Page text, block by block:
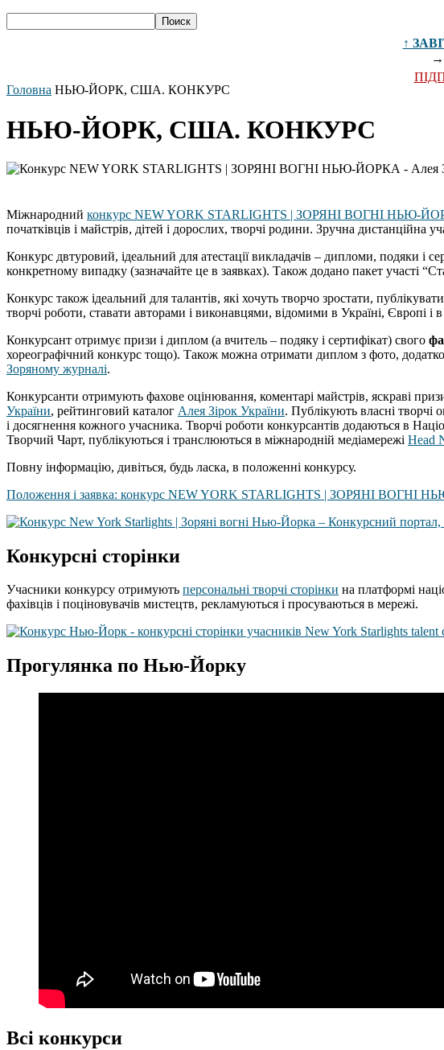
↑
→
Головна НЬЮ-ЙОРК, США. КОНКУРС
НЬЮ-ЙОРК, США. КОНКУРС
Міжнародний конкурс NEW YORK STARLIGHTS | ЗОРЯНІ ВОГНІ НЬЮ-
початківців і майстрів, дітей і дорослих, творчі родини. Зручна дистанційна
Конкурс двтуровий, ідеальний для атестації викладачів – дипломи, подяки і
конкретному випадку (зазначайте це в заявках). Також додано пакет участі
Конкурс також ідеальний для талантів, які хочуть творчо зростати,
творчі роботи, ставати авторами і виконавцями, відомими в Україні, Європі і в
Конкурсант отримує призи і диплом (а вчитель – подяку і сертифікат) свого
хореографічний конкурс тощо). Також можна отримати диплом з фото,
Зоряному журналі.
Конкурсанти отримують фахове оцінювання, коментарі майстрів, яскраві
України, рейтинговий каталог Алея Зірок України. Публікують власні творчі
і досягнення кожного учасника. Творчі роботи конкурсантів додаються в
Творчий Чарт, публікуються і транслюються в міжнародній медіамережі Head
Повну інформацію, дивіться, будь ласка, в положенні конкурсу.
Положення і заявка: конкурс NEW YORK STARLIGHTS | ЗОРЯНІ ВОГНІ
Конкурсні сторінки
Учасники конкурсу отримують персональні творчі сторінки на платформі
фахівців і поціновувачів мистецтв, рекламуються і просуваються в мережі.
Прогулянка по Нью-Йорку
Всі конкурси